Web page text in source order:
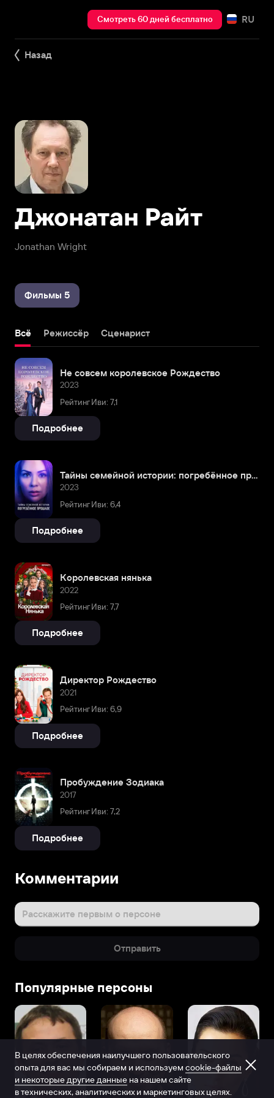
Смотреть 60 дней бесплатно RU
Назад
Jonathan Wright
Джонатан Райт
Фильмы 5
Всё Режиссёр Сценарист
Не совсем королевское Рождество
2023
Рейтинг Иви: 7,1
Подробнее
Тайны семейной истории: погребённое прошлое
2023
Рейтинг Иви: 6,4
Подробнее
Королевская нянька
2022
Рейтинг Иви: 7,7
Подробнее
Директор Рождество
2021
Рейтинг Иви: 6,9
Подробнее
Пробуждение Зодиака
2017
Рейтинг Иви: 7,2
Подробнее
Комментарии
Расскажите первым о персоне
Отправить
Популярные персоны
В целях обеспечения наилучшего пользовательского
опыта для вас мы собираем и используем cookie-файлы
и некоторые другие данные на нашем сайте
в технических, аналитических и маркетинговых целях.